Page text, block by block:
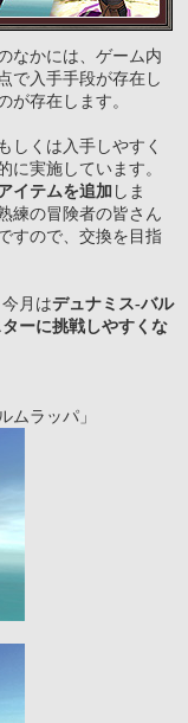
なかには、ゲーム内
で入手手段が存在し
が存在します。
しくは入手しやすく
に実施しています。
イテムを追加 しま
練の冒険者の皆さん
すので、交換を目指
月はデュナミス-バル
ーに挑戦しやすくな
ムラッパ」